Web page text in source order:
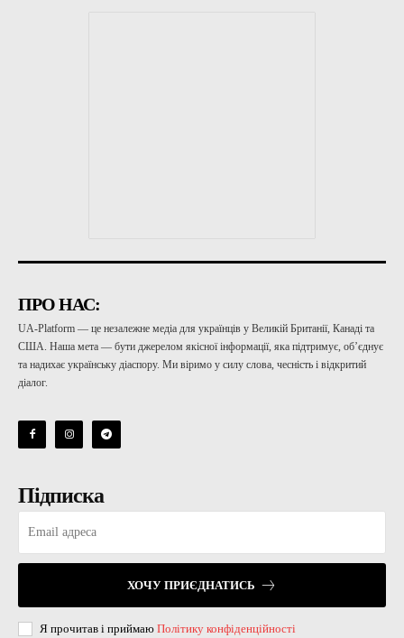
ПРО НАС:
UA-Platform — це незалежне медіа для українців у Великій Британії, Канаді та
США. Наша мета — бути джерелом якісної інформації, яка підтримує, об’єднує
та надихає українську діаспору. Ми віримо у силу слова, чесність і відкритий
діалог.
Підписка
ХОЧУ ПРИЄДНАТИСЬ
Я прочитав і приймаю Політику конфіденційності